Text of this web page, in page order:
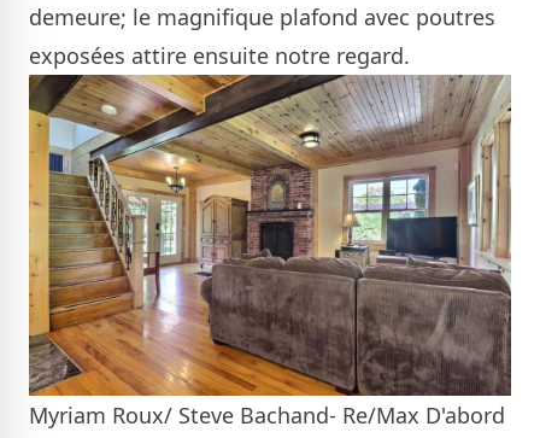
demeure; le magnifique plafond avec poutres
exposées attire ensuite notre regard.
Myriam Roux/ Steve Bachand- Re/Max D'abord